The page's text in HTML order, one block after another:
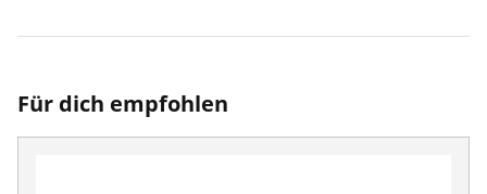
Für dich empfohlen